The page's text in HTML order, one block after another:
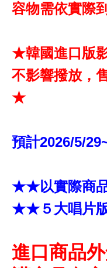
容物需依實際
★韓國進口版
不影響撥放，
★
預計2026/5/
★★以實際商
★★５大唱片
進口商品